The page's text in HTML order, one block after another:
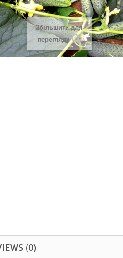
Збільшити для
перегляду
(0)